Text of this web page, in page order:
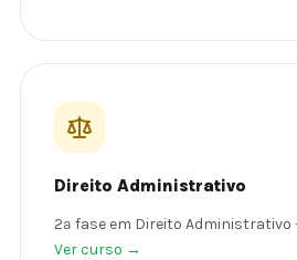
Direito Administrativo
2ª fase em Direito Administrativo
Ver curso →